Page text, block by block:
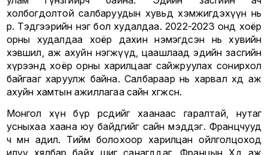
холбогдолтой салбаруудын хувьд хэмжигдэхүүн нь
өөр. Тэдгээрийн нэг бол худалдаа. 2022-2023 онд хоёр
орны худалдаа хоёр дахин нэмэгдсэн нь хувийн
хэвшил, аж ахуйн нэгжүүд, цаашлаад эдийн засгийн
хүрээнд хоёр орны харилцааг сайжруулах сонирхол
байгааг харуулж байна. Салбараар нь харвал хөдөө аж
ахуйн хамтын ажиллагаа сайн хөгжсөн.
Монгол хүн бүр өөрсдийгөө хаанаас гаралтай, нутаг
усныхаа хаана юу байдгийг сайн мэддэг. Францчууд
ч мөн адил. Тийм болохоор харилцан ойлголцоход
илүү хялбар байх шиг санагддаг. Францын Хөдөө аж